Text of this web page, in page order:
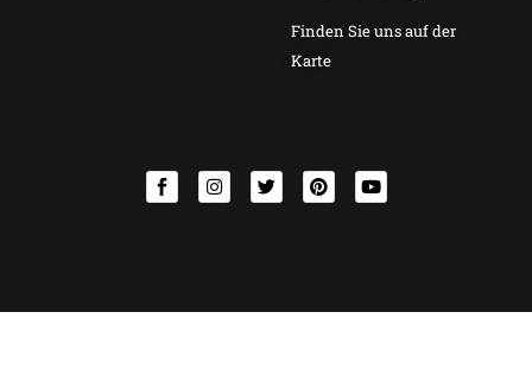
Finden Sie uns auf der
Karte